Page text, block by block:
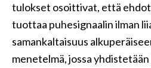
tulokset osoittivat, että
tuottaa puhesignaalin ilman
samankaltaisuus
menetelmä, jossa